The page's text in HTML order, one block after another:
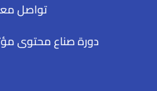
تواصل
دورة صناع محتوى